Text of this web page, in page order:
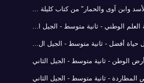
وابن آوى والحمار" من كتاب كليلة ...
الوطني - ثانية متوسط - الجيل ا...
أفضل - ثانية متوسط - الجيل ال...
الوطن - ثانية متوسط - الجيل الثاني
المطاردة - ثانية متوسط - الجيل الثاني